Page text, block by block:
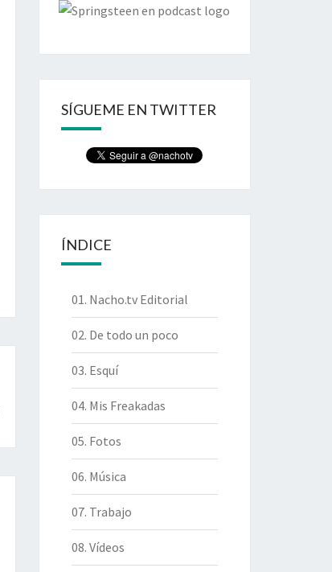
SÍGUEME EN TWITTER
ÍNDICE
01. Nacho.tv Editorial
02. De todo un poco
03. Esquí
04. Mis Freakadas
05. Fotos
06. Música
07. Trabajo
08. Vídeos